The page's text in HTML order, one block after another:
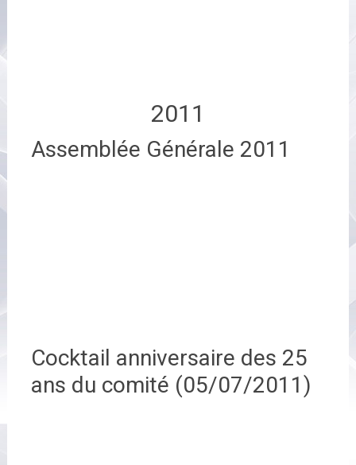
2011
Assemblée Générale 2011
Cocktail anniversaire des 25
ans du comité (05/07/2011)